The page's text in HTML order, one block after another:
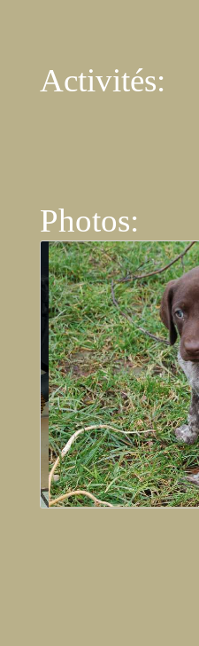
Activités:
Photos: